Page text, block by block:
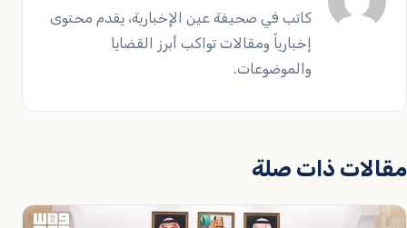
كاتب في صحيفة عين الإخبارية، يقدم محتوى
إخبارياً ومقالات تواكب أبرز القضايا
والموضوعات.
مقالات ذات صلة